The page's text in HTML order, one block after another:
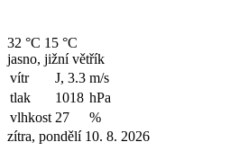
32 °C 15 °C
jasno, jižní větřík
vítr
J, 3.3 m/s
tlak
1018 hPa
vlhkost 27
%
zítra, pondělí 10. 8. 2026